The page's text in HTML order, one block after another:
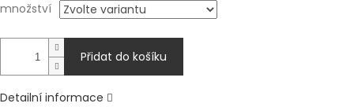
množství
Přidat do košíku
Detailní informace